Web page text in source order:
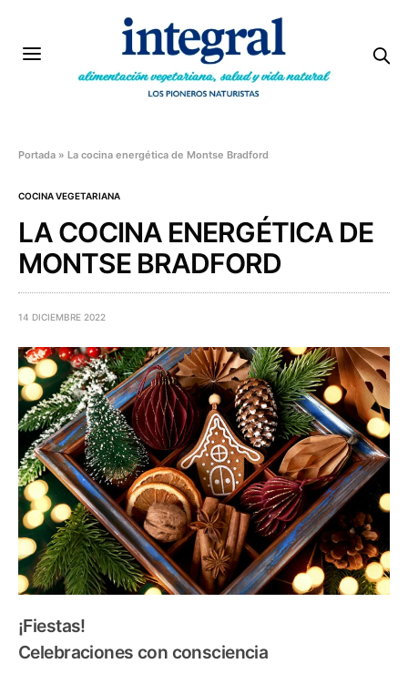
Portada » La cocina energética de Montse Bradford
COCINA VEGETARIANA
LA COCINA ENERGÉTICA DE
MONTSE BRADFORD
14 DICIEMBRE 2022
¡Fiestas!
Celebraciones con consciencia